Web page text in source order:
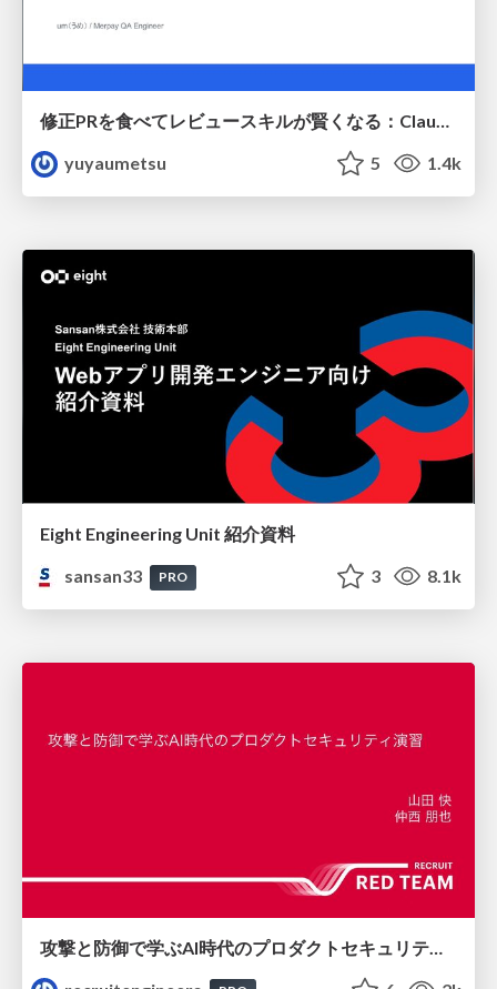
修正PRを食べてレビュースキルが賢くなる：Claude Codeによる自己改善サイクル
yuyaumetsu
5 1.4k
Eight Engineering Unit 紹介資料
sansan33
PRO 3 8.1k
攻撃と防御で学ぶAI時代のプロダクトセキュリティ演習